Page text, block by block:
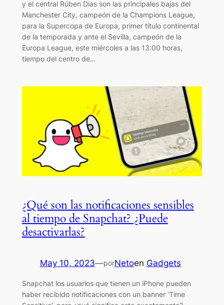
y el central Rúben Dias son las principales bajas del
Manchester City, campeón de la Champions League,
para la Supercopa de Europa, primer título continental
de la temporada y ante el Sevilla, campeón de la
Europa League, este miércoles a las 13:00 horas,
tiempo del centro de…
¿Qué son las notificaciones sensibles
al tiempo de Snapchat? ¿Puede
desactivarlas?
May 10, 2023—porNetoen Gadgets
Snapchat los usuarios que tienen un iPhone pueden
haber recibido notificaciones con un banner ‘Time